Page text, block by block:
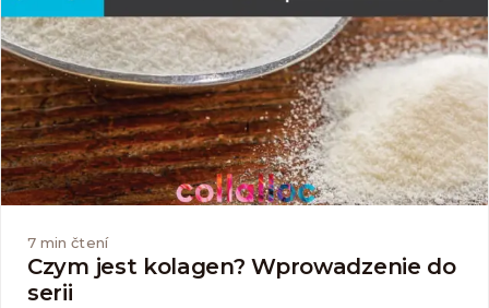
7 min čtení
Czym jest kolagen? Wprowadzenie do
serii